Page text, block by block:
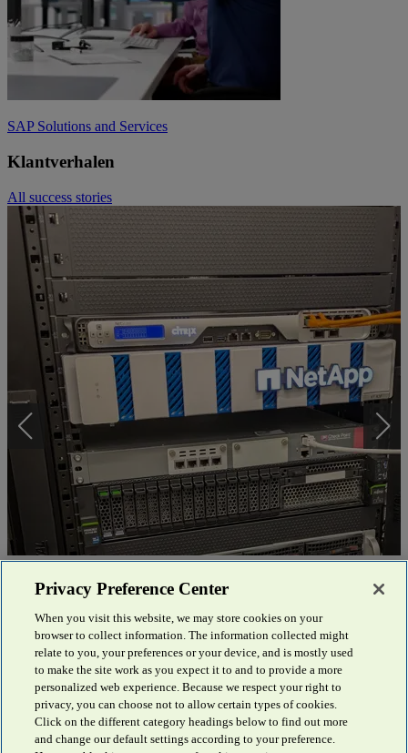
SAP Solutions and Services
Klantverhalen
All success stories
Mühldorf District Office
Supported by Fsas Technologies and NetApp, the Mühldorf District
Office has updated its storage infr...Discover more
Privacy Preference Center
When you visit this website, we may store cookies on your
browser to collect information. The information collected might
relate to you, your preferences or your device, and is mostly used
to make the site work as you expect it to and to provide a more
personalized web experience. Because we respect your right to
privacy, you can choose not to allow certain types of cookies.
Click on the different category headings below to find out more
and change our default settings according to your preference.